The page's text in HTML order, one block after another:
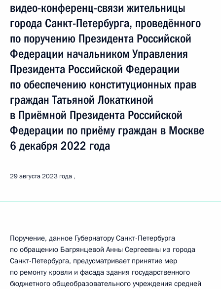
видео-конференц-связи жительницы
города Санкт-Петербурга, проведённого
по поручению Президента Российской
Федерации начальником Управления
Президента Российской Федерации
по обеспечению конституционных прав
граждан Татьяной Локаткиной
в Приёмной Президента Российской
Федерации по приёму граждан в Москве
6 декабря 2022 года
29 августа 2023 года
Поручение, данное Губернатору Санкт-Петербурга
по обращению Багрянцевой Анны Сергеевны из города
Санкт-Петербурга, предусматривает принятие мер
по ремонту кровли и фасада здания государственного
бюджетного общеобразовательного учреждения средней